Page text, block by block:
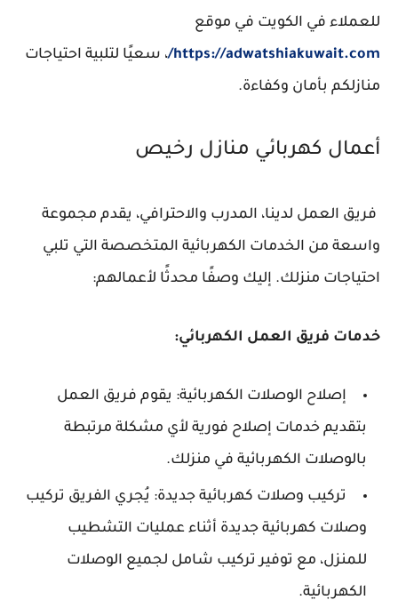
للعملاء في الكويت في موقع
https://adwatshiakuwait.com/ ، سعيًا لتلبية احتياجات
منازلكم بأمان وكفاءة.
أعمال كهربائي منازل رخيص
فريق العمل لدينا، المدرب والاحترافي، يقدم مجموعة
واسعة من الخدمات الكهربائية المتخصصة التي تلبي
احتياجات منزلك. إليك وصفًا محدثًا لأعمالهم:
خدمات فريق العمل الكهربائي:
إصلاح الوصلات الكهربائية: يقوم فريق العمل
بتقديم خدمات إصلاح فورية لأي مشكلة مرتبطة
بالوصلات الكهربائية في منزلك.
تركيب وصلات كهربائية جديدة: يُجري الفريق تركيب
وصلات كهربائية جديدة أثناء عمليات التشطيب
للمنزل، مع توفير تركيب شامل لجميع الوصلات
الكهربائية.